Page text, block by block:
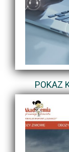
POKAZ